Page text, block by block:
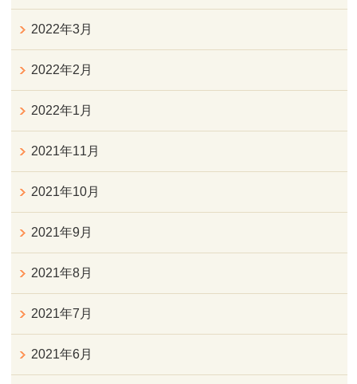
2022年3月
2022年2月
2022年1月
2021年11月
2021年10月
2021年9月
2021年8月
2021年7月
2021年6月